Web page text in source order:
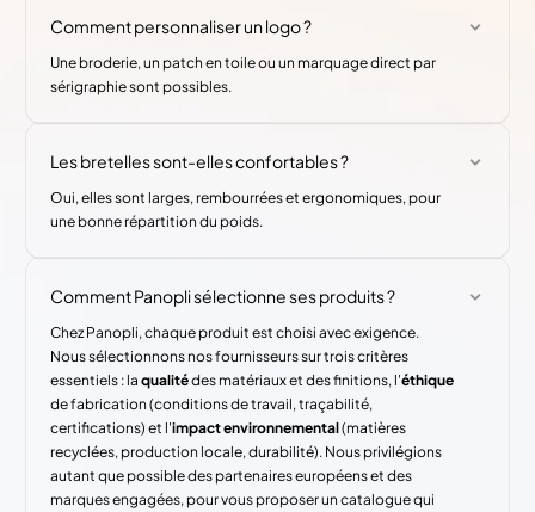
Comment personnaliser un logo ?
Une broderie, un patch en toile ou un marquage direct par
sérigraphie sont possibles.
Les bretelles sont-elles confortables ?
Oui, elles sont larges, rembourrées et ergonomiques, pour
une bonne répartition du poids.
Comment Panopli sélectionne ses produits ?
Chez Panopli, chaque produit est choisi avec exigence.
Nous sélectionnons nos fournisseurs sur trois critères
essentiels : laqualitédes matériaux et des finitions, l'éthique
de fabrication (conditions de travail, traçabilité,
certifications) et l'impact environnemental(matières
recyclées, production locale, durabilité). Nous privilégions
autant que possible des partenaires européens et des
marques engagées, pour vous proposer un catalogue qui